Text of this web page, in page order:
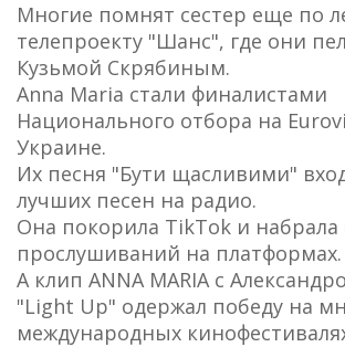
Многие помнят сестер еще по
телепроекту "Шанс", где они
Кузьмой Скрябиным.
Anna Maria стали финалистами
Национального отбора на
Украине.
Их песня "Бути щасливими"
лучших песен на радио.
Она покорила TikTok и набрала
прослушиваний на платформах.
А клип ANNA MARIA с
"Light Up" одержал победу на
международных